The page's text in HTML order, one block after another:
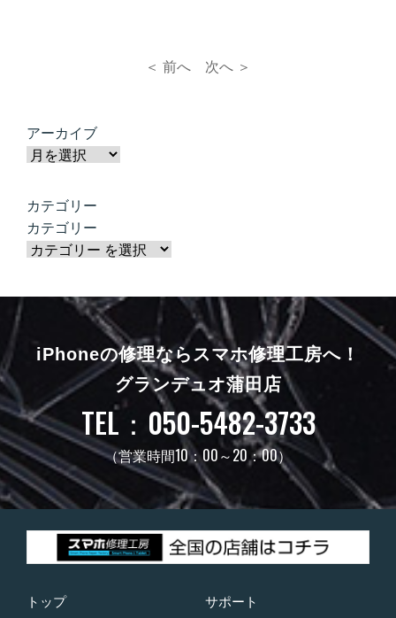
＜ 前へ 次へ ＞
アーカイブ
カテゴリー
カテゴリー
iPhoneの修理ならスマホ修理工房へ！
グランデュオ蒲田店
TEL：050-5482-3733
（営業時間10：00～20：00）
トップ サポート